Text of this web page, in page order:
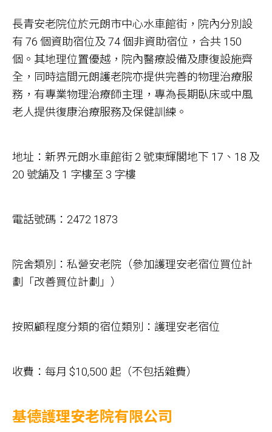
長青安老院位於元朗市中心水車館街，院內分別設
有 76 個資助宿位及 74 個非資助宿位，合共 150
個。其地理位置優越，院內醫療設備及康復設施齊
全，同時這間元朗護老院亦提供完善的物理治療服
務，有專業物理治療師主理，專為長期臥床或中風
老人提供復康治療服務及保健訓練。
地址：新界元朗水車館街 2 號東輝閣地下 17、18 及
20 號舖及 1 字樓至 3 字樓
電話號碼：2472 1873
院舍類別：私營安老院（參加護理安老宿位買位計
劃「改善買位計劃」）
按照顧程度分類的宿位類別：護理安老宿位
收費：每月 $10,500 起（不包括雜費）
基德護理安老院有限公司